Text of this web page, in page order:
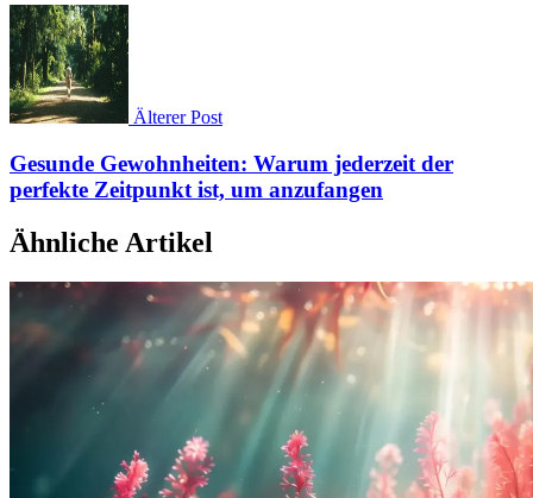
Älterer Post
Gesunde Gewohnheiten: Warum jederzeit der
perfekte Zeitpunkt ist, um anzufangen
Ähnliche Artikel